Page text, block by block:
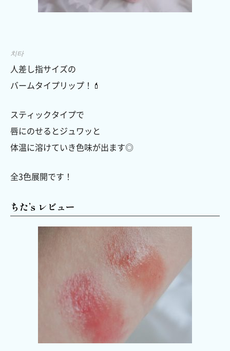
치타
人差し指サイズの
バームタイプリップ！💄
スティックタイプで
唇にのせるとジュワッと
体温に溶けていき色味が出ます◎
全3色展開です！
ちた’s レビュー